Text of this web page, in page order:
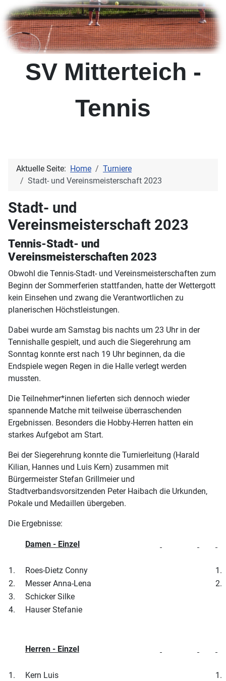
SV Mitterteich -
Tennis
Aktuelle Seite: Home
Turniere
Stadt- und Vereinsmeisterschaft 2023
Stadt- und
Vereinsmeisterschaft 2023
Tennis-Stadt- und
Vereinsmeisterschaften 2023
Obwohl die Tennis-Stadt- und Vereinsmeisterschaften zum
Beginn der Sommerferien stattfanden, hatte der Wettergott
kein Einsehen und zwang die Verantwortlichen zu
planerischen Höchstleistungen.
Dabei wurde am Samstag bis nachts um 23 Uhr in der
Tennishalle gespielt, und auch die Siegerehrung am
Sonntag konnte erst nach 19 Uhr beginnen, da die
Endspiele wegen Regen in die Halle verlegt werden
mussten.
Die Teilnehmer*innen lieferten sich dennoch wieder
spannende Matche mit teilweise überraschenden
Ergebnissen. Besonders die Hobby-Herren hatten ein
starkes Aufgebot am Start.
Bei der Siegerehrung konnte die Turnierleitung (Harald
Kilian, Hannes und Luis Kern) zusammen mit
Bürgermeister Stefan Grillmeier und
Stadtverbandsvorsitzenden Peter Haibach die Urkunden,
Pokale und Medaillen übergeben.
Die Ergebnisse:
Damen - Einzel
1. Roes-Dietz Conny
1.
2.
Messer Anna-Lena
2.
3.
Schicker Silke
4.
Hauser Stefanie
Herren - Einzel
1. Kern Luis
1.